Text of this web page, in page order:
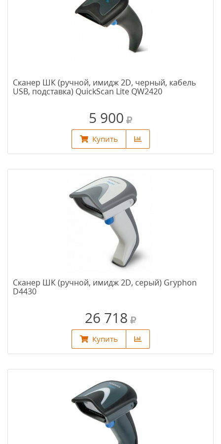
Сканер ШК (ручной, имидж 2D, черный, кабель
USB, подставка) QuickScan Lite QW2420
5 900
Купить
Сканер ШК (ручной, имидж 2D, серый) Gryphon
D4430
26 718
Купить